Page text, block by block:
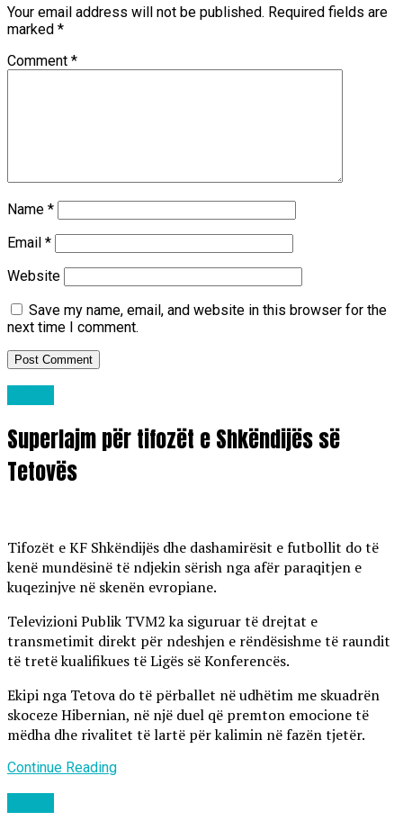
Your email address will not be published. Required fields are
marked *
Comment *
Name *
Email *
Website
Save my name, email, and website in this browser for the
next time I comment.
Superlajm për tifozët e Shkëndijës së
Tetovës
Tifozët e KF Shkëndijës dhe dashamirësit e futbollit do të
kenë mundësinë të ndjekin sërish nga afër paraqitjen e
kuqezinjve në skenën evropiane.
Televizioni Publik TVM2 ka siguruar të drejtat e
transmetimit direkt për ndeshjen e rëndësishme të raundit
të tretë kualifikues të Ligës së Konferencës.
Ekipi nga Tetova do të përballet në udhëtim me skuadrën
skoceze Hibernian, në një duel që premton emocione të
mëdha dhe rivalitet të lartë për kalimin në fazën tjetër.
Continue Reading